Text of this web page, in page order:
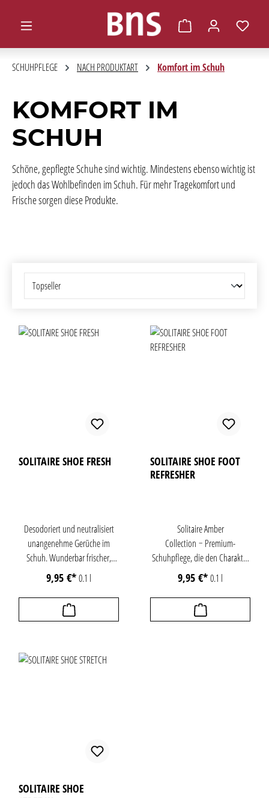
Warenkorb enthält
SCHUHPFLEGE NACH PRODUKTART Komfort im Schuh
KOMFORT IM
SCHUH
Schöne, gepflegte Schuhe sind wichtig. Mindestens ebenso wichtig ist
jedoch das Wohlbefinden im Schuh. Für mehr Tragekomfort und
Frische sorgen diese Produkte.
SOLITAIRE SHOE FRESH
Desodoriert und neutralisiert
unangenehme Gerüche im
Schuh. Wunderbar frischer,
leichter Zitronenduft für ein
langanhaltendes Gefühl von
hygienischer Frische und
Wohlbefinden im Schuh. Ideal
9,95 €*0.1 l
SOLITAIRE SHOE FOOT
REFRESHER
Solitaire Amber
Collection − Premium-
Schuhpflege, die den Charakter
edler Schuhe bewahrt. Der
Shoe-Foot Refresher ist ein
Schuhdeodorant mit einem
dezent eleganten Duft. Mit
9,95 €*0.1 l
SOLITAIRE SHOE